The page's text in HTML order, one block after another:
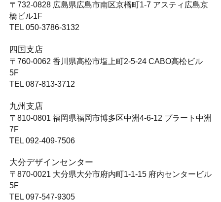
〒732-0828広島県広島市南区京橋町1-7 アスティ広島京
橋ビル1F
TEL 050-3786-3132
四国支店
〒760-0062 香川県高松市塩上町2-5-24 CABO高松ビル
5F
TEL 087-813-3712
九州支店
〒810-0801 福岡県福岡市博多区中洲4-6-12 プラート中洲
7F
TEL 092-409-7506
大分デザインセンター
〒870-0021 大分県大分市府内町1-1-15 府内センタービル
5F
TEL 097-547-9305